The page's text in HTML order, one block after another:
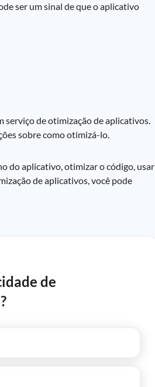
ser um sinal de que o aplicativo
serviço de otimização de aplicativos.
sobre como otimizá-lo.
do aplicativo, otimizar o código, usar
de aplicativos, você pode
de